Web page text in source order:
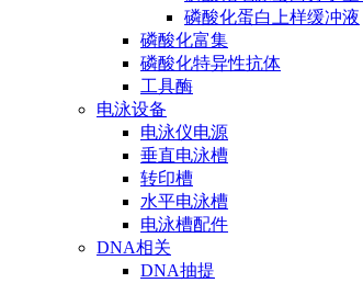
磷酸化蛋白上样缓冲液
磷酸化富集
磷酸化特异性抗体
工具酶
电泳设备
电泳仪电源
垂直电泳槽
转印槽
水平电泳槽
电泳槽配件
DNA相关
DNA抽提